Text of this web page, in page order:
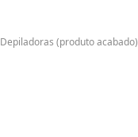
Depiladoras (produto acabado)